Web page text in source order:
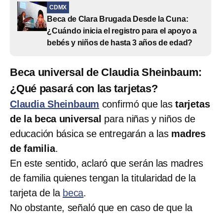
CDMX
Beca de Clara Brugada Desde la Cuna:
¿Cuándo inicia el registro para el apoyo a
bebés y niños de hasta 3 años de edad?
Beca universal de Claudia Sheinbaum:
¿Qué pasará con las tarjetas?
Claudia Sheinbaum confirmó que lastarjetas
de la beca universal para niñas y niños de
educación básica se entregarán a lasmadres
de familia.
En este sentido, aclaró que serán las madres
de familia quienes tengan la titularidad de la
tarjeta de la beca.
No obstante, señaló que en caso de que la